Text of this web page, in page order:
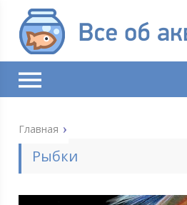
Главная
Рыбки